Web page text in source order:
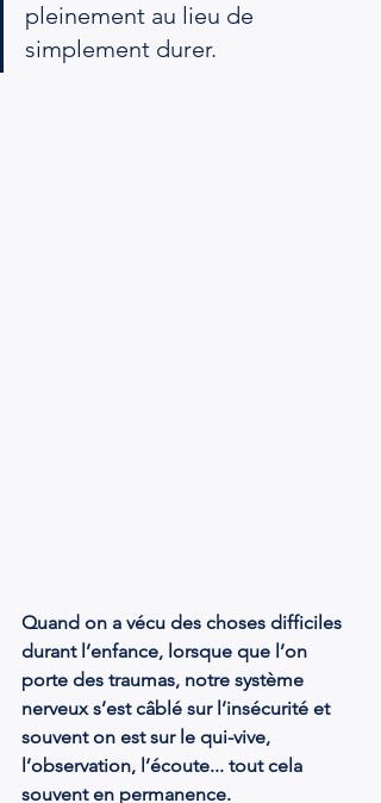
pleinement au lieu de
simplement durer.
Quand on a vécu des choses difficiles
durant l’enfance, lorsque que l’on
porte des traumas, notre système
nerveux s’est câblé sur l’insécurité et
souvent on est sur le qui-vive,
l’observation, l’écoute... tout cela
souvent en permanence.